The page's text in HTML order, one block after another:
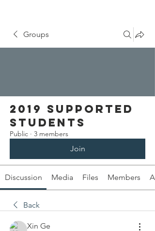
Groups
2019 Supported
Students
Public · 3 members
Join
Discussion Media Files Members
Back
Xin Ge